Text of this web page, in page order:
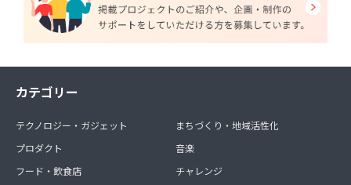
カテゴリー
テクノロジー・ガジェット
プロダクト
フード・飲食店
まちづくり・地域活性化
音楽
チャレンジ